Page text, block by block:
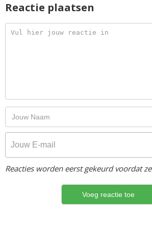
Reactie plaatsen
Reacties worden eerst gekeurd voordat